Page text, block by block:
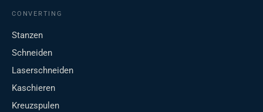
CONVERTING
Stanzen
Schneiden
Laserschneiden
Kaschieren
Kreuzspulen